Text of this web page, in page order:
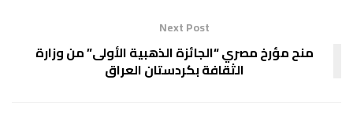
Next Post
منح مؤرخ مصري “الجائزة الذهبية الأولى” من وزارة
الثقافة بكردستان العراق